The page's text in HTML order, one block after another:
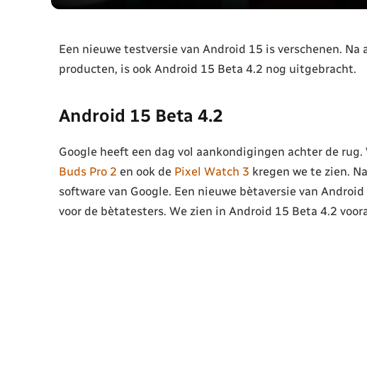
Een nieuwe testversie van Android 15 is verschenen.
producten, is ook Android 15 Beta 4.2 nog uitgebracht.
Android 15 Beta 4.2
Google heeft een dag vol aankondigingen achter de rug.
Buds Pro 2 en ook de Pixel Watch 3 kregen we te zien.
software van Google. Een nieuwe bètaversie van
voor de bètatesters. We zien in Android 15 Beta 4.2